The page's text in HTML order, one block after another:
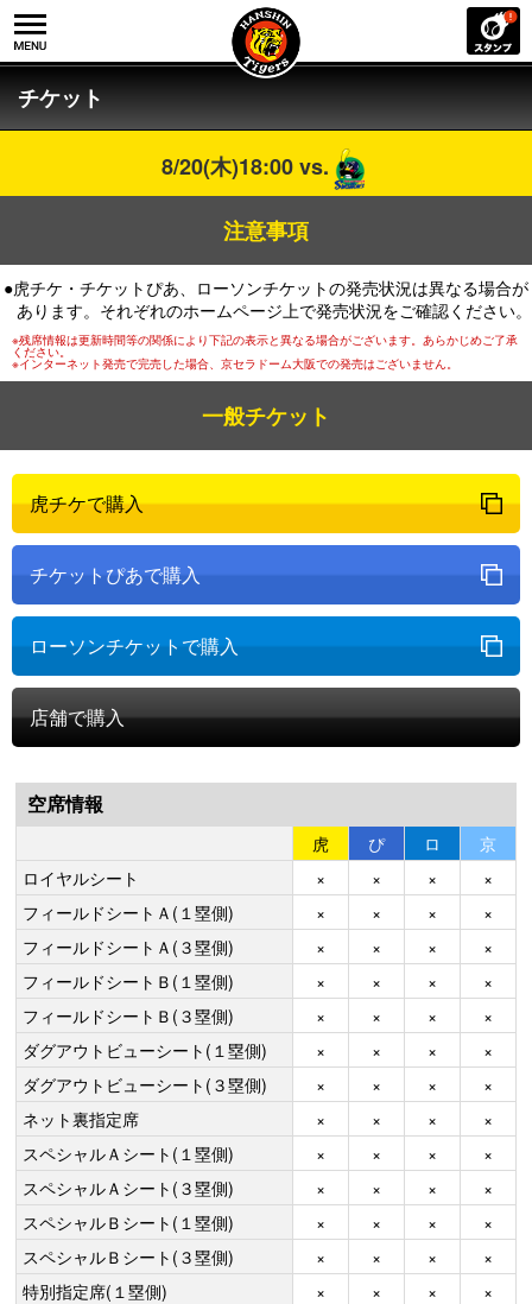
チケット
8/20(木)18:00 vs.
注意事項
●虎チケ・チケットぴあ、ローソンチケットの発売状況は異なる場合が
あります。それぞれのホームページ上で発売状況をご確認ください。
※残席情報は更新時間等の関係により下記の表示と異なる場合がございます。あらかじめご了承
ください。
※インターネット発売で完売した場合、京セラドーム大阪での発売はございません。
一般チケット
虎チケで購入
チケットぴあで購入
ローソンチケットで購入
店舗で購入
空席情報
虎 ぴ ロ
京
ロイヤルシート
× × ×
×
フィールドシートＡ(１塁側)
× × ×
×
フィールドシートＡ(３塁側)
× × ×
×
フィールドシートＢ(１塁側)
× × ×
×
フィールドシートＢ(３塁側)
× × ×
×
ダグアウトビューシート(１塁側)
× × ×
×
ダグアウトビューシート(３塁側)
× × ×
×
ネット裏指定席
× × ×
×
スペシャルＡシート(１塁側)
× × ×
×
スペシャルＡシート(３塁側)
× × ×
×
スペシャルＢシート(１塁側)
× × ×
×
スペシャルＢシート(３塁側)
× × ×
×
特別指定席(１塁側)
× × ×
×